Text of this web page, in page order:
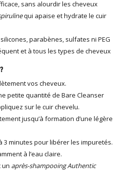
sans alourdir les cheveux
qui apaise et hydrate le cuir
parabènes, sulfates ni PEG
et à tous les types de cheveux
vos cheveux.
petite quantité de Bare Cleanser
sur le cuir chevelu.
jusqu’à formation d’une légère
3 minutes pour libérer les impuretés.
à l’eau claire.
un après-shampooing Authentic